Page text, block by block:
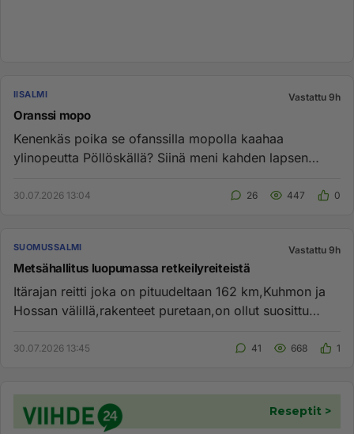
IISALMI Vastattu 9h
Oranssi mopo
Kenenkäs poika se ofanssilla mopolla kaahaa
ylinopeutta Pöllöskällä? Siinä meni kahden lapsen
30.07.2026 13:04 26 447 0
SUOMUSSALMI Vastattu 9h
Metsähallitus luopumassa retkeilyreiteistä
Itärajan reitti joka on pituudeltaan 162 km,Kuhmon ja
Hossan välillä,rakenteet puretaan,on ollut suosittu
30.07.2026 13:45 41 668 1